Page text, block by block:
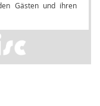
Gästen und ihren